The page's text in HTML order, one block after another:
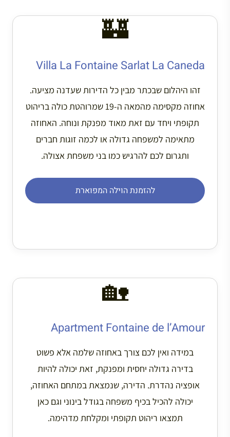
🏰
Villa La Fontaine Sarlat La Caneda
זהו היהלום שבכתר מבין כל הדירות שעדנה מציעה.
אחוזה מקסימה מהמאה ה-19 שמרוהטת כולה בריהוט
תקופתי ויחד עם זאת מאוד מפנקת ונוחה. האחוזה
מתאימה למשפחה גדולה או לכמה זוגות חברים
ותגרום לכם להרגיש כמו בני משפחת אצולה.
להזמנת הוילה המפוארת
🏡
Apartment Fontaine de l’Amour
במידה ואין לכם צורך באחוזה שלמה אלא פשוט
בדירה גדולה יחסית ומפנקת, זאת יכולה להיות
אופציה נהדרת. הדירה, שנמצאת במתחם האחוזה,
יכולה להכיל בכיף משפחה בגודל בינוני וגם כאן
תמצאו ריהוט תקופתי ומקלחת מדהימה.